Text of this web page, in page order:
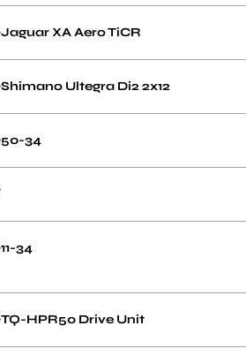
Jaguar XA Aero TiCR
Shimano Ultegra Di2 2x12
50-34
11-34
TQ-HPR50 Drive Unit